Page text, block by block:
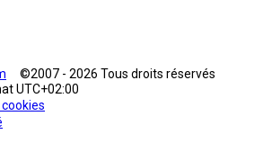
©2007 - 2026 Tous droits réservés
UTC+02:00